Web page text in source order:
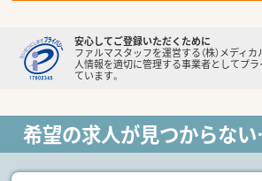
安心してご登録いただくために
ファルマスタッフを運営する（株）メディ
人情報を適切に管理する事業者としてプ
ています。
希望の求人が見つからな